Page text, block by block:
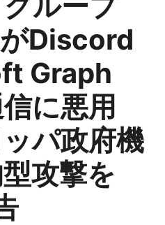
Discord
Graph
に悪用
パ政府機
攻撃を